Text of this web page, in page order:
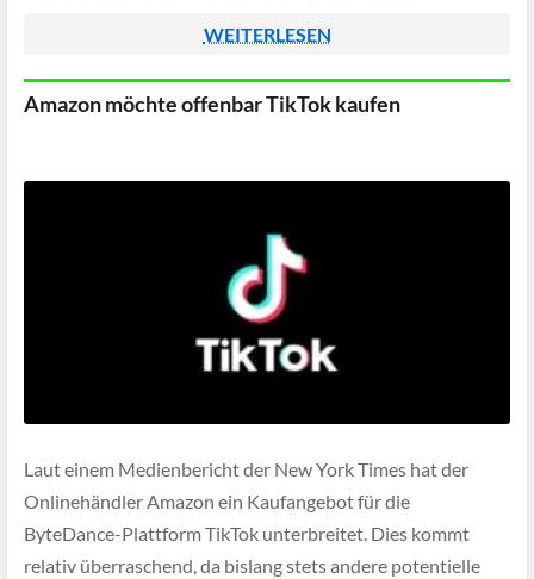
WEITERLESEN
Amazon möchte offenbar TikTok kaufen
Laut einem Medienbericht der New York Times hat der
Onlinehändler Amazon ein Kaufangebot für die
ByteDance-Plattform TikTok unterbreitet. Dies kommt
relativ überraschend, da bislang stets andere potentielle